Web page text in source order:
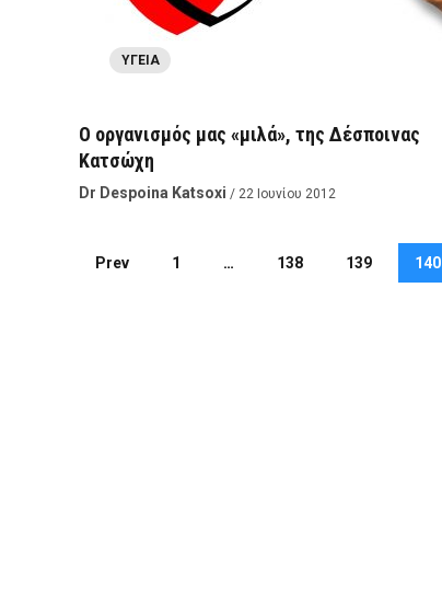
ΥΓΕΊΑ
Ο οργανισμός μας «μιλά», της Δέσποινας
Κατσώχη
Dr Despoina Katsoxi / 22 Ιουνίου 2012
Prev 1 … 138 139 140